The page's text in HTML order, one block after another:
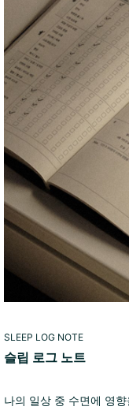
SLEEP LOG NOTE
슬립 로그 노트
나의 일상 중 수면에 영